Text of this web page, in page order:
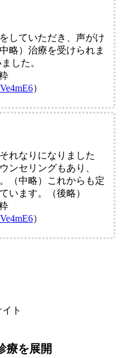
していただき、声がけ
略）治療を受けられま
した。
）
れなりになりました
ンセリングもあり、
（中略）これからも定
います。（後略）
）
ト
療を展開